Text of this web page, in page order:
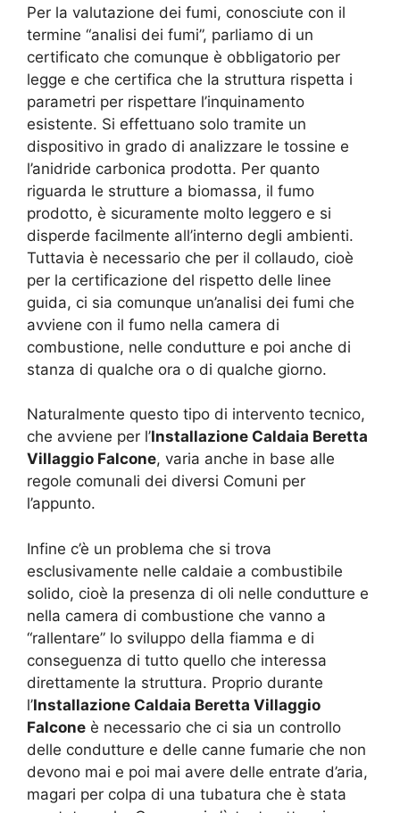
Per la valutazione dei fumi, conosciute con il
termine “analisi dei fumi”, parliamo di un
certificato che comunque è obbligatorio per
legge e che certifica che la struttura rispetta i
parametri per rispettare l’inquinamento
esistente. Si effettuano solo tramite un
dispositivo in grado di analizzare le tossine e
l’anidride carbonica prodotta. Per quanto
riguarda le strutture a biomassa, il fumo
prodotto, è sicuramente molto leggero e si
disperde facilmente all’interno degli ambienti.
Tuttavia è necessario che per il collaudo, cioè
per la certificazione del rispetto delle linee
guida, ci sia comunque un’analisi dei fumi che
avviene con il fumo nella camera di
combustione, nelle condutture e poi anche di
stanza di qualche ora o di qualche giorno.
Naturalmente questo tipo di intervento tecnico,
che avviene per l’Installazione Caldaia Beretta
Villaggio Falcone, varia anche in base alle
regole comunali dei diversi Comuni per
l’appunto.
Infine c’è un problema che si trova
esclusivamente nelle caldaie a combustibile
solido, cioè la presenza di oli nelle condutture e
nella camera di combustione che vanno a
“rallentare” lo sviluppo della fiamma e di
conseguenza di tutto quello che interessa
direttamente la struttura. Proprio durante
l’Installazione Caldaia Beretta Villaggio
Falcone è necessario che ci sia un controllo
delle condutture e delle canne fumarie che non
devono mai e poi mai avere delle entrate d’aria,
magari per colpa di una tubatura che è stata